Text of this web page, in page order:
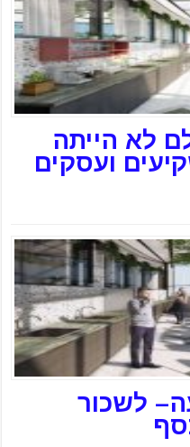
לא הייתה
ועסקים
לשכור